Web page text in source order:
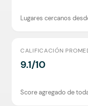
Lugares cercanos
CALIFICACIÓN
9.1/10
Score agregado de